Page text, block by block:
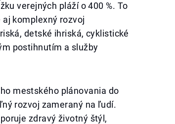
verejných pláží o 400 %. To
komplexný rozvoj
detské ihriská, cyklistické
postihnutím a služby
mestského plánovania do
rozvoj zameraný na ľudí.
zdravý životný štýl,